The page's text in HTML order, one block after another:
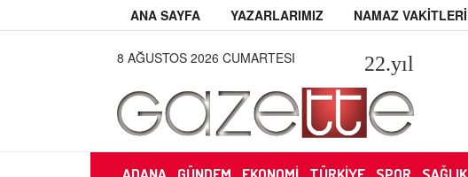
ANA SAYFA YAZARLARIMIZ NAMAZ VAKİTLERİ
8 AĞUSTOS 2026 CUMARTESI 22.yıl